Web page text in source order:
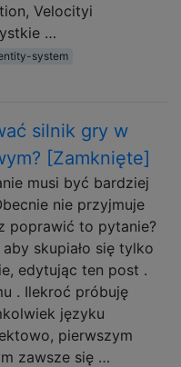
Velocityi
…
system
silnik gry w
[Zamknięte]
musi być bardziej
nie przyjmuje
poprawić to pytanie?
skupiało się tylko
edytując ten post .
. Ilekroć próbuję
języku
pierwszym
zawsze się …